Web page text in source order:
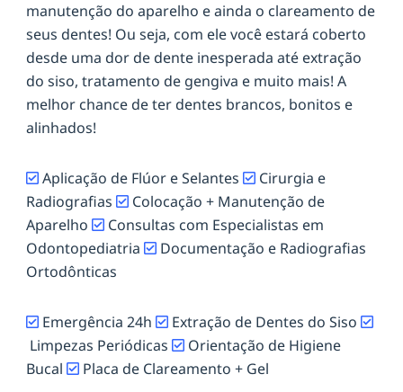
manutenção do aparelho e ainda o clareamento de
seus dentes! Ou seja, com ele você estará coberto
desde uma dor de dente inesperada até extração
do siso, tratamento de gengiva e muito mais! A
melhor chance de ter dentes brancos, bonitos e
alinhados!
Aplicação de Flúor e Selantes
Cirurgia e
Radiografias
Colocação + Manutenção de
Aparelho
Consultas com Especialistas em
Odontopediatria
Documentação e Radiografias
Ortodônticas
Emergência 24h
Extração de Dentes do Siso
Limpezas Periódicas
Orientação de Higiene
Bucal
Placa de Clareamento + Gel